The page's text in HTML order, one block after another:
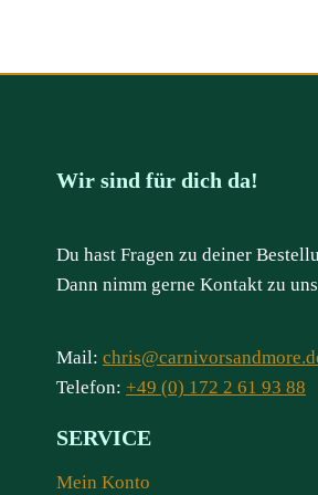
Wir sind für dich da!
Du hast Fragen zu deiner
Dann nimm gerne Kontakt zu
Mail:
Telefon: +49 (0) 172 2 61 93 88
SERVICE
Mein Konto